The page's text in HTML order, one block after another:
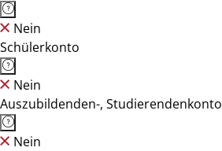
Nein
Schülerkonto
Nein
Auszubildenden-, Studierendenkonto
Nein